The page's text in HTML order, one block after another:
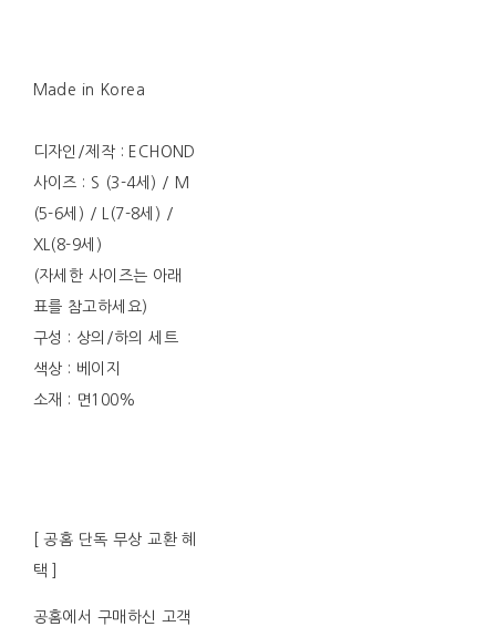
Made in Korea
디자인/제작 : ECHOND
사이즈 : S (3-4세) / M
(5-6세) / L(7-8세) /
XL(8-9세)
(자세한 사이즈는 아래
표를 참고하세요)
구성 : 상의/하의 세트
색상 : 베이지
소재 : 면100%
[ 공홈 단독 무상 교환 혜
택 ]
공홈에서 구매하신 고객